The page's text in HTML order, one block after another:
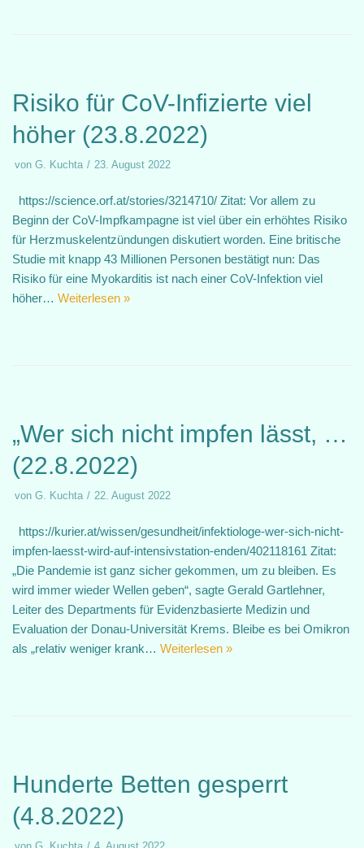
Risiko für CoV-Infizierte viel
höher (23.8.2022)
von G. Kuchta 23. August 2022
https://science.orf.at/stories/3214710/ Zitat: Vor allem zu
Beginn der CoV-Impfkampagne ist viel über ein erhöhtes Risiko
für Herzmuskelentzündungen diskutiert worden. Eine britische
Studie mit knapp 43 Millionen Personen bestätigt nun: Das
Risiko für eine Myokarditis ist nach einer CoV-Infektion viel
höher… Weiterlesen »
„Wer sich nicht impfen lässt, …
(22.8.2022)
von G. Kuchta 22. August 2022
https://kurier.at/wissen/gesundheit/infektiologe-wer-sich-nicht-
impfen-laesst-wird-auf-intensivstation-enden/402118161 Zitat:
„Die Pandemie ist ganz sicher gekommen, um zu bleiben. Es
wird immer wieder Wellen geben“, sagte Gerald Gartlehner,
Leiter des Departments für Evidenzbasierte Medizin und
Evaluation der Donau-Universität Krems. Bleibe es bei Omikron
als „relativ weniger krank… Weiterlesen »
Hunderte Betten gesperrt
(4.8.2022)